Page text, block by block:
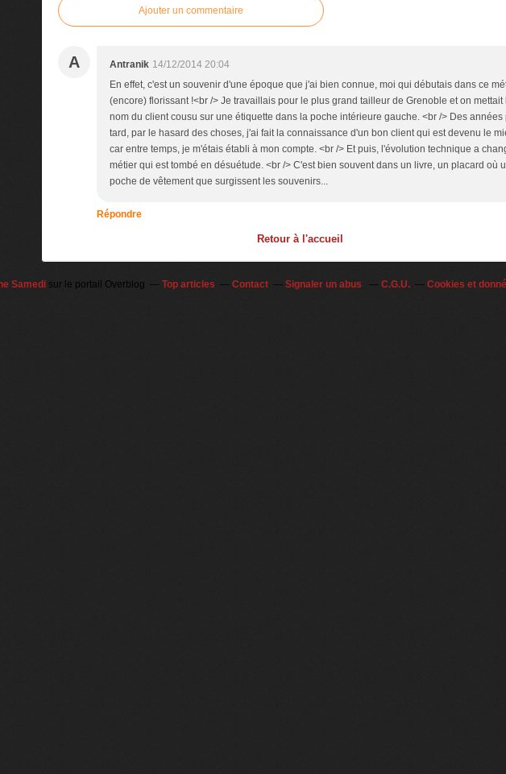
Ajouter un commentaire
A Antranik 14/12/2014 20:04
En effet, c'est un souvenir d'une époque que j'ai bien connue, moi qui débutais dans ce
(encore) florissant !<br /> Je travaillais pour le plus grand tailleur de Grenoble et on mettait
nom du client cousu sur une étiquette dans la poche intérieure gauche. <br /> Des années
tard, par le hasard des choses, j'ai fait la connaissance d'un bon client qui est devenu le
car entre temps, je m'étais établi à mon compte. <br /> Et puis, l'évolution technique a
métier qui est tombé en désuétude. <br /> C'est bien souvent dans un livre, un placard où
poche de vêtement que surgissent les souvenirs...
Répondre
Retour à l'accueil
Samedi sur le portail Overblog Top articles Contact Signaler un abus C.G.U. Cookies et